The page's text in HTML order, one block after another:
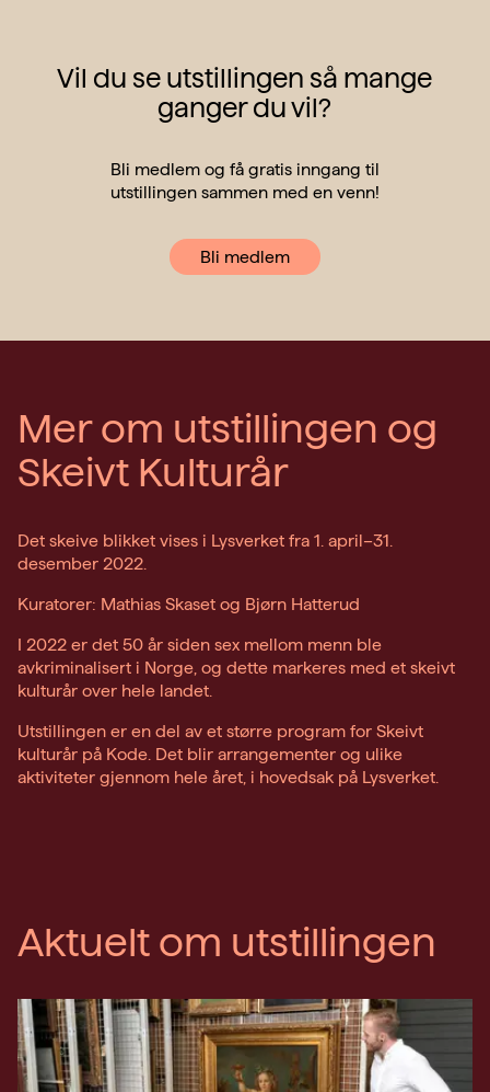
Vil du se utstillingen så mange
ganger du vil?
Bli medlem og få gratis inngang til
utstillingen sammen med en venn!
Bli medlem
Mer om utstillingen og
Skeivt Kulturår
Det skeive blikket vises i Lysverket fra 1. april–31.
desember 2022.
Kuratorer: Mathias Skaset og Bjørn Hatterud
I 2022 er det 50 år siden sex mellom menn ble
avkriminalisert i Norge, og dette markeres med et skeivt
kulturår over hele landet.
Utstillingen er en del av et større program for Skeivt
kulturår på Kode. Det blir arrangementer og ulike
aktiviteter gjennom hele året, i hovedsak på Lysverket.
Aktuelt om utstillingen